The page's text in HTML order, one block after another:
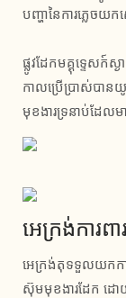
បញ្ហានៃការភ្លេចយក
ផ្លូវដែកមគ្គុទ្ទេស
កាលប្រើប្រាស់បាន
មុខងារទ្រនាប់ដែ
អេក្រង់ការព
អេក្រង់តុទទួលយកកា
ស៊ុមមុខងារដែក ដោ